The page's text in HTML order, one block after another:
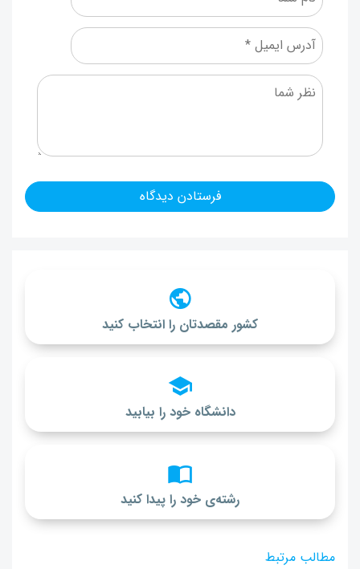
کشور مقصدتان را انتخاب کنید
دانشگاه خود را بیابید
رشته‌ی خود را پیدا کنید
مطالب مرتبط